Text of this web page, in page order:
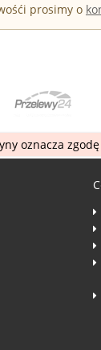
prosimy o
oznacza